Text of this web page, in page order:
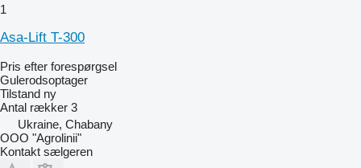
1
Asa-Lift T-300
Pris efter forespørgsel
Gulerodsoptager
Tilstand ny
Antal rækker 3
Ukraine, Chabany
OOO "Agrolinii"
Kontakt sælgeren